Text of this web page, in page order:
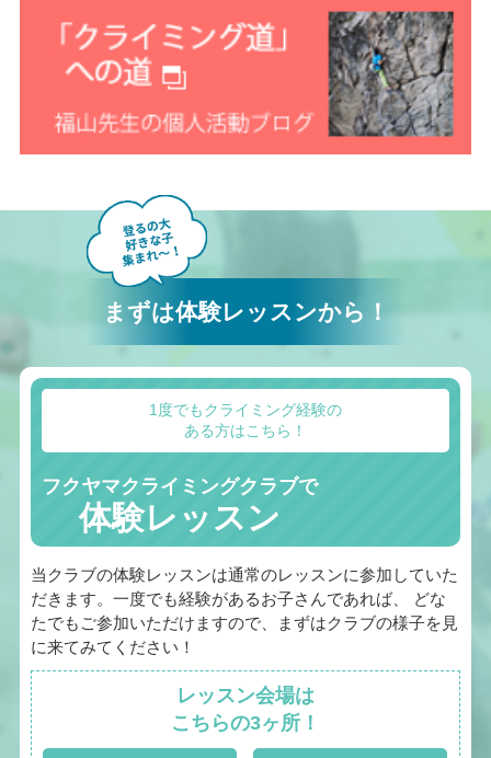
まずは体験レッスンから！
1度でもクライミング経験の
ある方はこちら！
フクヤマクライミングクラブで
体験レッスン
当クラブの体験レッスンは通常のレッスンに参加していた
だきます。一度でも経験があるお子さんであれば、 どな
たでもご参加いただけますので、まずはクラブの様子を見
に来てみてください！
レッスン会場は
こちらの3ヶ所！